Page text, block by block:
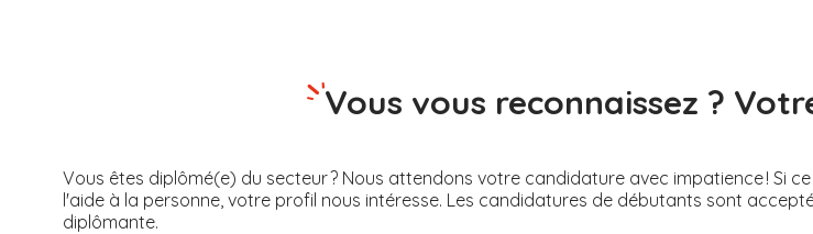
Vous vous reconnaissez ?
Vous êtes diplômé(e) du secteur ? Nous attendons votre candidature avec impatience ! Si
l'aide à la personne, votre profil nous intéresse. Les candidatures de débutants sont
diplômante.